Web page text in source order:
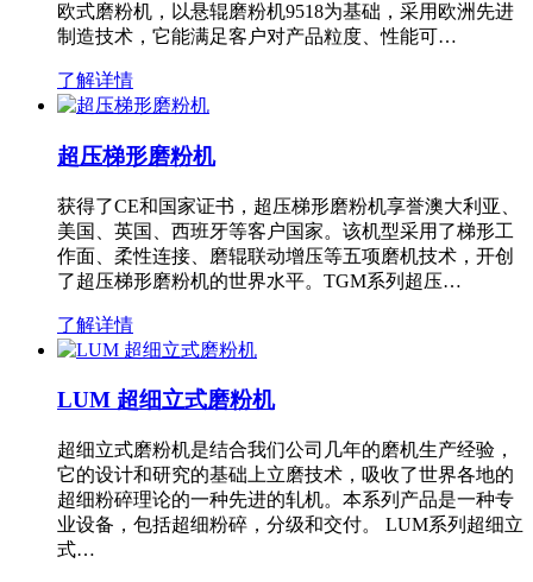
欧式磨粉机，以悬辊磨粉机9518为基础，采用欧洲先进
制造技术，它能满足客户对产品粒度、性能可…
了解详情
超压梯形磨粉机
获得了CE和国家证书，超压梯形磨粉机享誉澳大利亚、
美国、英国、西班牙等客户国家。该机型采用了梯形工
作面、柔性连接、磨辊联动增压等五项磨机技术，开创
了超压梯形磨粉机的世界水平。TGM系列超压…
了解详情
LUM 超细立式磨粉机
超细立式磨粉机是结合我们公司几年的磨机生产经验，
它的设计和研究的基础上立磨技术，吸收了世界各地的
超细粉碎理论的一种先进的轧机。本系列产品是一种专
业设备，包括超细粉碎，分级和交付。 LUM系列超细立
式…